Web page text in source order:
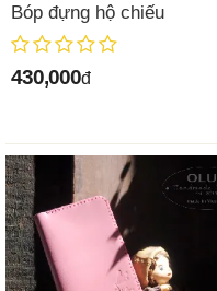
Bóp đựng hộ chiếu
430,000đ